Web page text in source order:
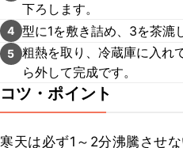
下ろします。
4 型に1を敷き詰め、3を茶漉
5 粗熱を取り、冷蔵庫に入れ
ら外して完成です。
コツ・ポイント
寒天は必ず1～2分沸騰させ